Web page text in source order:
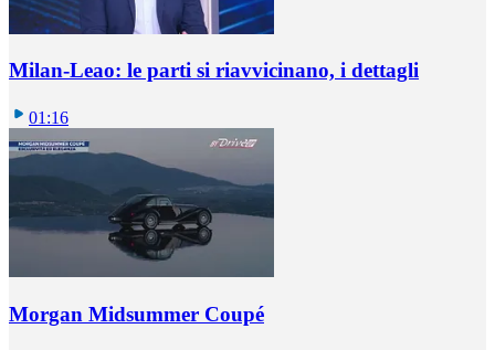
Milan-Leao: le parti si riavvicinano, i dettagli
01:16
Morgan Midsummer Coupé